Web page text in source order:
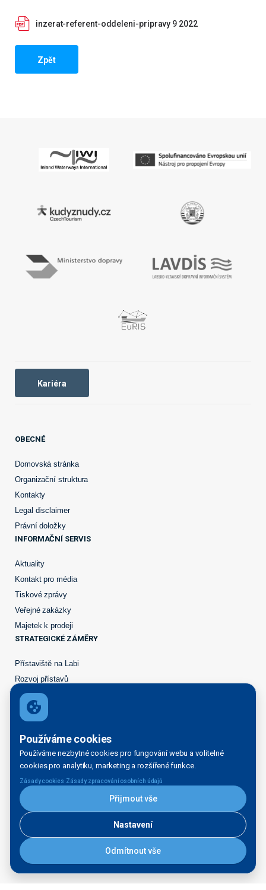
Používáme cookies
Používáme nezbytné cookies pro fungování webu a volitelné
cookies pro analytiku, marketing a rozšířené funkce.
Zásady cookies·Zásady zpracování osobních údajů
Přijmout vše
Nastavení
Odmítnout vše
inzerat-referent-oddeleni-pripravy 9 2022
Zpět
Kariéra
OBECNÉ
Domovská stránka
Organizační struktura
Kontakty
Legal disclaimer
Právní doložky
INFORMAČNÍ SERVIS
Aktuality
Kontakt pro média
Tiskové zprávy
Veřejné zakázky
Majetek k prodeji
STRATEGICKÉ ZÁMĚRY
Přístaviště na Labi
Rozvoj přístavů
PŘÍSTAVNÍ SLUŽBY
Seznam vodních cest
Přístavní karta
Servisní plavidlo Praha
Ředitelství vodních cest ČR
110 15 Praha 1
Tel.:+420 601 005 111
E-mail:
ID Datové schránky: ndn5skh
IČ: 67981801